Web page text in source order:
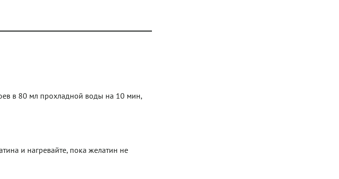
в 80 мл прохладной воды на 10 мин,
и нагревайте, пока желатин не